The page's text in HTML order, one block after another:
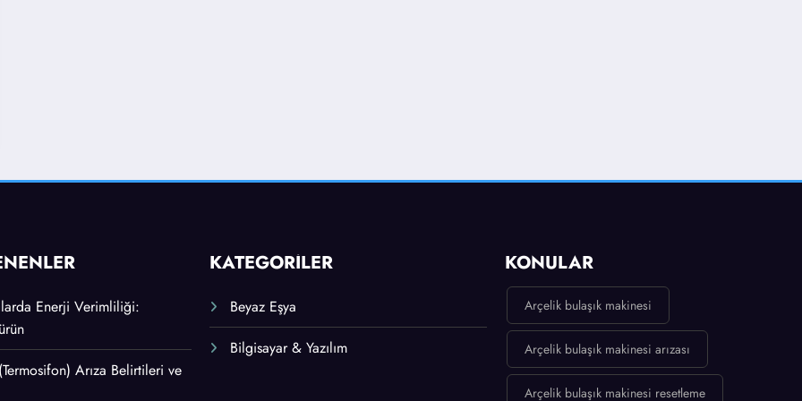
Enerji Verimliliği:
(Termosifon) Arıza Belirtileri ve
KATEGORİLER
Beyaz Eşya
Bilgisayar & Yazılım
KONULAR
Arçelik bulaşık makinesi
Arçelik bulaşık makinesi arızası
Arçelik bulaşık makinesi resetleme